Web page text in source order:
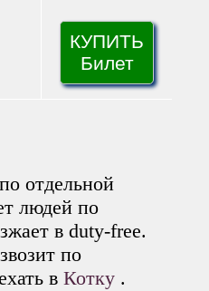
КУПИТЬ
Билет
отдельной
людей по
в duty-free.
по
вКотку .